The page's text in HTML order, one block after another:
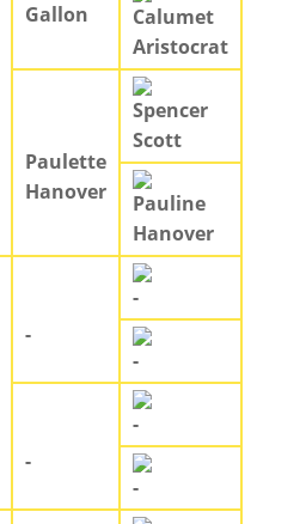
Gallon
Calumet
Aristocrat
Paulette
Hanover
Spencer
Scott
Pauline
Hanover
-
-
-
-
-
-